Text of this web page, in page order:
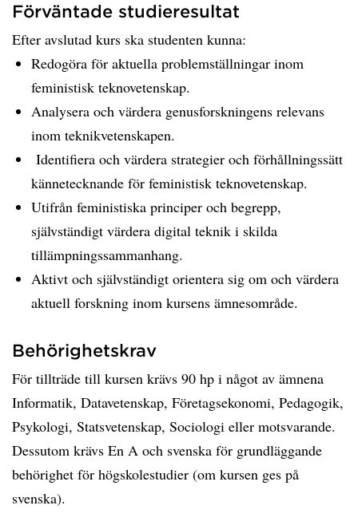
Förväntade studieresultat
Efter avslutad kurs ska studenten kunna:
Redogöra för aktuella problemställningar inom
feministisk teknovetenskap.
Analysera och värdera genusforskningens relevans
inom teknikvetenskapen.
Identifiera och värdera strategier och förhållningssätt
kännetecknande för feministisk teknovetenskap.
Utifrån feministiska principer och begrepp,
självständigt värdera digital teknik i skilda
tillämpningssammanhang.
Aktivt och självständigt orientera sig om och värdera
aktuell forskning inom kursens ämnesområde.
Behörighetskrav
För tillträde till kursen krävs 90 hp i något av ämnena
Informatik, Datavetenskap, Företagsekonomi, Pedagogik,
Psykologi, Statsvetenskap, Sociologi eller motsvarande.
Dessutom krävs En A och svenska för grundläggande
behörighet för högskolestudier (om kursen ges på
svenska).